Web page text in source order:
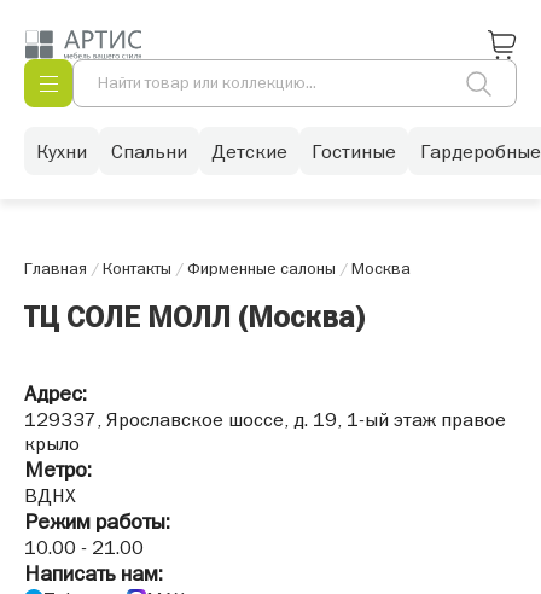
Кухни Спальни Детские Гостиные Гардеробные
Главная /Контакты /Фирменные салоны /Москва
ТЦ СОЛЕ МОЛЛ (Москва)
Адрес:
129337, Ярославское шоссе, д. 19, 1-ый этаж правое
крыло
Метро:
ВДНХ
Режим работы:
10.00 - 21.00
Написать нам: